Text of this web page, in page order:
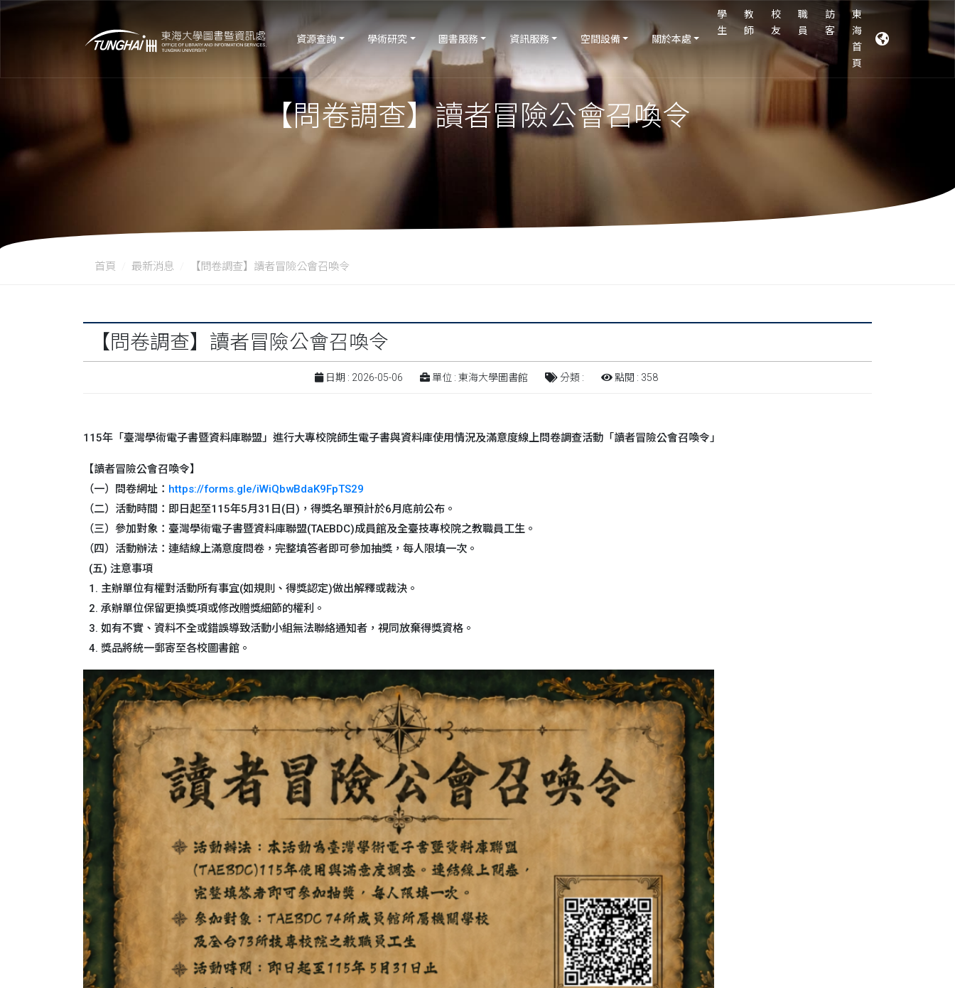
資源查詢 學術研究 圖書服務 資訊服務 空間設備 關於本處
學
生
教
師
校
友
職
員
訪
客
東
海
首
頁
【問卷調查】讀者冒險公會召喚令
首頁 最新消息 【問卷調查】讀者冒險公會召喚令
【問卷調查】讀者冒險公會召喚令
日期 : 2026-05-06 單位 : 東海大學圖書館 分類 : 點閱 : 358
115年「臺灣學術電子書暨資料庫聯盟」進行大專校院師生電子書與資料庫使用情況及滿意度線上問卷調查活動「讀者冒險公會召喚令」
【讀者冒險公會召喚令】
（一）問卷網址： https://forms.gle/iWiQbwBdaK9FpTS29
（二）活動時間：即日起至115年5月31日(日)，得獎名單預計於6月底前公布。
（三）參加對象：臺灣學術電子書暨資料庫聯盟(TAEBDC)成員館及全臺技專校院之教職員工生。
（四）活動辦法：連結線上滿意度問卷，完整填答者即可參加抽獎，每人限填一次。
(五) 注意事項
1. 主辦單位有權對活動所有事宜(如規則、得獎認定)做出解釋或裁決。
2. 承辦單位保留更換獎項或修改贈獎細節的權利。
3. 如有不實、資料不全或錯誤導致活動小組無法聯絡通知者，視同放棄得獎資格。
4. 獎品將統一郵寄至各校圖書館。